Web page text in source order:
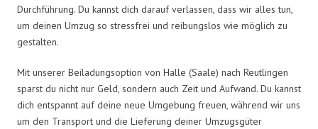
Durchführung. Du kannst dich darauf verlassen, dass wir alles tun,
um deinen Umzug so stressfrei und reibungslos wie möglich zu
gestalten.
Mit unserer Beiladungsoption von Halle (Saale) nach Reutlingen
sparst du nicht nur Geld, sondern auch Zeit und Aufwand. Du kannst
dich entspannt auf deine neue Umgebung freuen, während wir uns
um den Transport und die Lieferung deiner Umzugsgüter